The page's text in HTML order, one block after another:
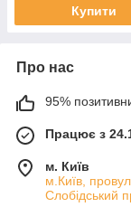
Купити
Про нас
95%
Працює з
м. Київ
м.Київ,
Слобідський